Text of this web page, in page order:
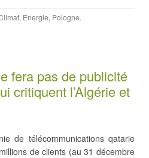
, Energie, Pologne.
fera pas de publicité
critiquent l’Algérie et
de télécommunications qatarie
de clients (au 31 décembre